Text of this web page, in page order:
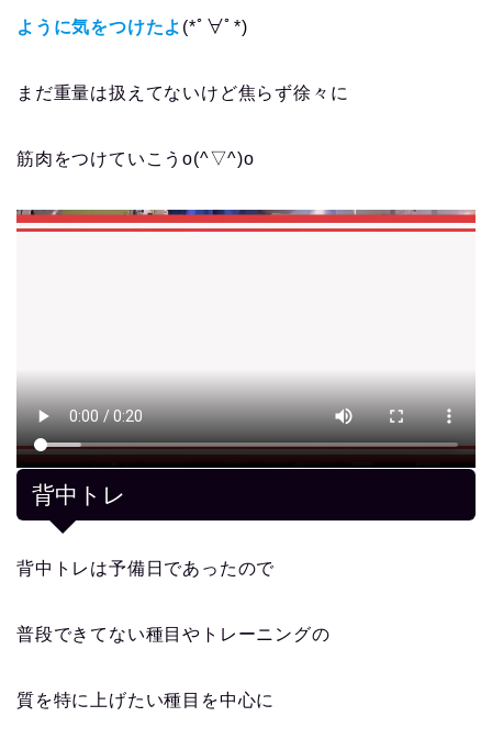
ように気をつけたよ (*ﾟ∀ﾟ*)
まだ重量は扱えてないけど焦らず徐々に
筋肉をつけていこうo(^▽^)o
背中トレ
背中トレは予備日であったので
普段できてない種目やトレーニングの
質を特に上げたい種目を中心に